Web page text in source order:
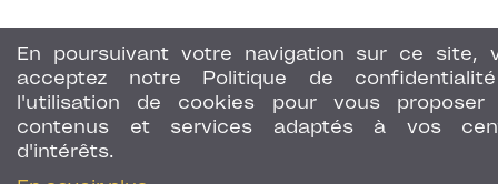
En poursuivant votre navigation sur ce site,
acceptez notre Politique de
l'utilisation de cookies pour vous proposer
contenus et services adaptés à vos
d'intérêts.